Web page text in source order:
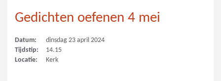
Gedichten oefenen 4 mei
Datum:
dinsdag 23 april 2024
Tijdstip:
14.15
Locatie:
Kerk